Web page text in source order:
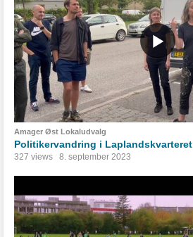
Amager Øst Lokaludvalg
Politikervandring i Laplandskvarteret
327 views 8. september 2023